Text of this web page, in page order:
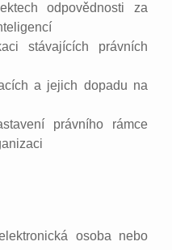
odpovědnosti za
stávajících právních
a jejich dopadu na
právního rámce
osoba nebo